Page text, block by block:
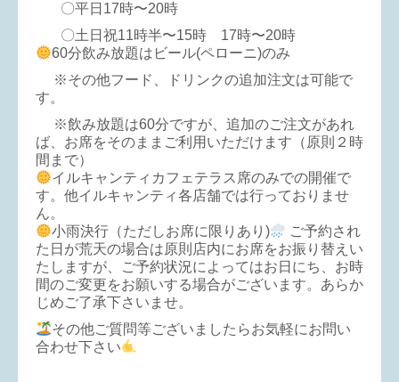
〇平日17時〜20時
〇土日祝11時半〜15時 17時〜20時
60分飲み放題はビール(ペローニ)のみ
※その他フード、ドリンクの追加注文は可能で
す。
※飲み放題は60分ですが、追加のご注文があれ
ば、お席をそのままご利用いただけます（原則２時
間まで）
イルキャンティカフェテラス席のみでの開催で
す。他イルキャンティ各店舗では行っておりませ
ん。
小雨決行（ただしお席に限りあり)
ご予約され
た日が荒天の場合は原則店内にお席をお振り替えい
たしますが、ご予約状況によってはお日にち、お時
間のご変更をお願いする場合がございます。あらか
じめご了承下さいませ。
その他ご質問等ございましたらお気軽にお問い
合わせ下さい